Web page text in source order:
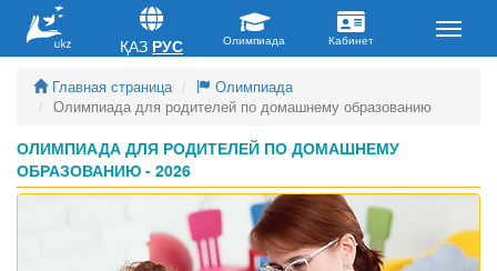
Главная страница
Олимпиада
Олимпиада для родителей по домашнему образованию
ОЛИМПИАДА ДЛЯ РОДИТЕЛЕЙ ПО ДОМАШНЕМУ
ОБРАЗОВАНИЮ - 2026
ҚАЗ РУС